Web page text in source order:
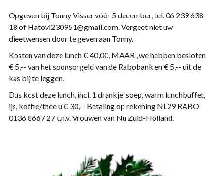
Opgeven bij Tonny Visser vóór 5 december, tel. 06 239 638
18 of Hatovi230951@gmail.com. Vergeet niet uw
dieetwensen door te geven aan Tonny.
Kosten van deze lunch € 40,00, MAAR , we hebben besloten
€ 5,-- van het sponsorgeld van de Rabobank en € 5,-- uit de
kas bij te leggen.
Dus kost deze lunch, incl. 1 drankje, soep, warm lunchbuffet,
ijs, koffie/thee u € 30,-- Betaling op rekening NL29 RABO
0136 8667 27 t.n.v. Vrouwen van Nu Zuid-Holland.